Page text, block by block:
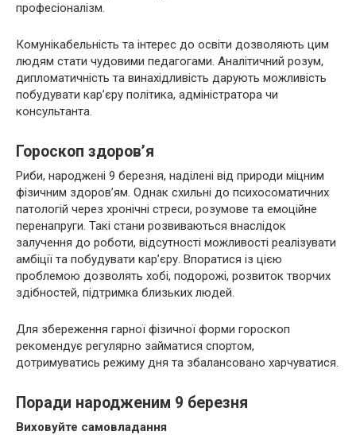
професіоналізм.
Комунікабельність та інтерес до освіти дозволяють цим
людям стати чудовими педагогами. Аналітичний розум,
дипломатичність та винахідливість дарують можливість
побудувати кар’єру політика, адміністратора чи
консультанта.
Гороскоп здоров’я
Риби, народжені 9 березня, наділені від природи міцним
фізичним здоров’ям. Однак схильні до психосоматичних
патологій через хронічні стреси, розумове та емоційне
перенапруги. Такі стани розвиваються внаслідок
залучення до роботи, відсутності можливості реалізувати
амбіції та побудувати кар’єру. Впоратися із цією
проблемою дозволять хобі, подорожі, розвиток творчих
здібностей, підтримка близьких людей.
Для збереження гарної фізичної форми гороскоп
рекомендує регулярно займатися спортом,
дотримуватись режиму дня та збалансовано харчуватися.
Поради народженим 9 березня
Виховуйте самовладання